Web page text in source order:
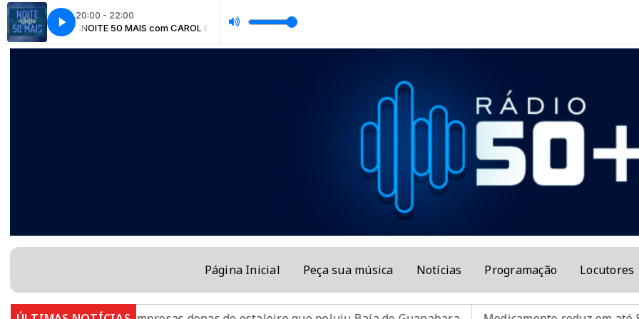
20:00 - 22:00
CHAVES NOITE 50 MAIS com CAROL CHAVES
Página Inicial Peça sua música Notícias Programação Locutores